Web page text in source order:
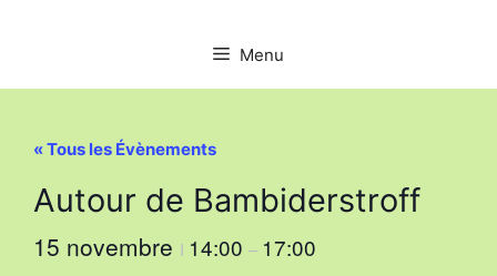
Menu
« Tous les Évènements
Autour de Bambiderstroff
15 novembre I 14:00 – 17:00